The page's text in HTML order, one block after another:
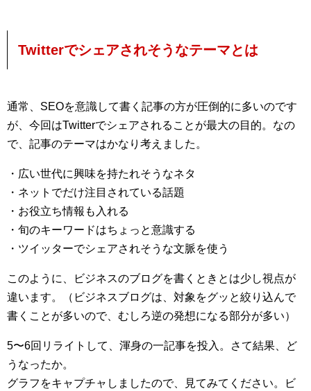
Twitterでシェアされそうなテーマとは
通常、SEOを意識して書く記事の方が圧倒的に多いのです
が、今回はTwitterでシェアされることが最大の目的。なの
で、記事のテーマはかなり考えました。
・広い世代に興味を持たれそうなネタ
・ネットでだけ注目されている話題
・お役立ち情報も入れる
・旬のキーワードはちょっと意識する
・ツイッターでシェアされそうな文脈を使う
このように、ビジネスのブログを書くときとは少し視点が
違います。（ビジネスブログは、対象をグッと絞り込んで
書くことが多いので、むしろ逆の発想になる部分が多い）
5〜6回リライトして、渾身の一記事を投入。さて結果、ど
うなったか。
グラフをキャプチャしましたので、見てみてください。ビ